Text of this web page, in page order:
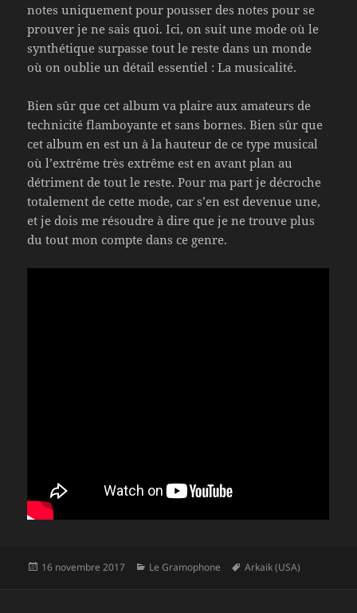
notes uniquement pour pousser des notes pour se
prouver je ne sais quoi. Ici, on suit une mode où le
synthétique surpasse tout le reste dans un monde
où on oublie un détail essentiel : La musicalité.
Bien sûr que cet album va plaire aux amateurs de
technicité flamboyante et sans bornes. Bien sûr que
cet album en est un à la hauteur de ce type musical
où l’extrême très extrême est en avant plan au
détriment de tout le reste. Pour ma part je décroche
totalement de cette mode, car s’en est devenue une,
et je dois me résoudre à dire que je ne trouve plus
du tout mon compte dans ce genre.
Publié
16 novembre 2017 Catégories
Le Gramophone
Mots-
Arkaik (USA)